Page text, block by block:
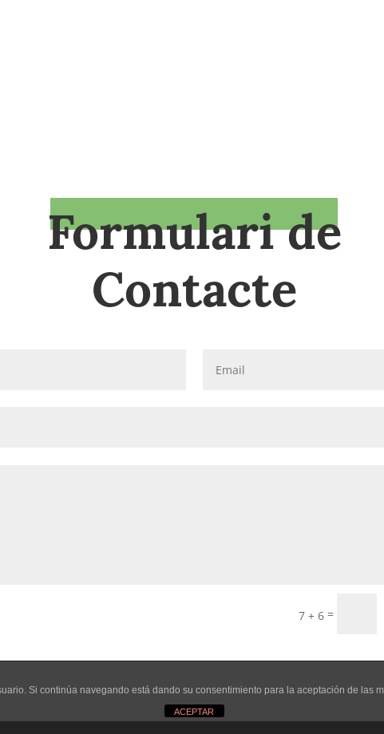
Formulari de
Contacte
7 + 6 =
Si continúa navegando está dando su consentimiento para la aceptación de las
ACEPTAR